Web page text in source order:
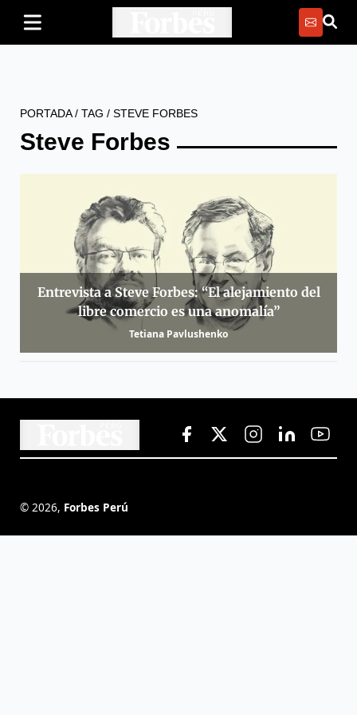
PORTADA/ TAG / STEVE FORBES
Steve Forbes
Entrevista a Steve Forbes: “El alejamiento del
libre comercio es una anomalía”
Tetiana Pavlushenko
© 2026, Forbes Perú